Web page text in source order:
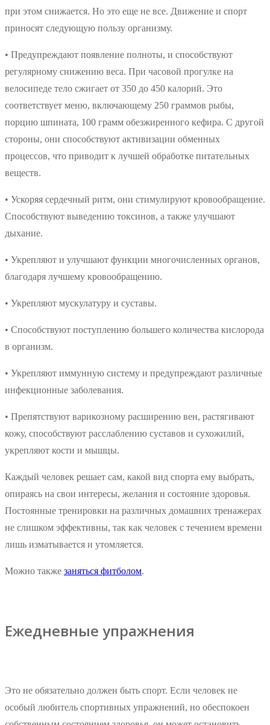
при этом снижается. Но это еще не все. Движение и спорт
приносят следующую пользу организму.
• Предупреждают появление полноты, и способствуют
регулярному снижению веса. При часовой прогулке на
велосипеде тело сжигает от 350 до 450 калорий. Это
соответствует меню, включающему 250 граммов рыбы,
порцию шпината, 100 грамм обезжиренного кефира. С другой
стороны, они способствуют активизации обменных
процессов, что приводит к лучшей обработке питательных
веществ.
• Ускоряя сердечный ритм, они стимулируют кровообращение.
Способствуют выведению токсинов, а также улучшают
дыхание.
• Укрепляют и улучшают функции многочисленных органов,
благодаря лучшему кровообращению.
• Укрепляют мускулатуру и суставы.
• Способствуют поступлению большего количества кислорода
в организм.
• Укрепляют иммунную систему и предупреждают различные
инфекционные заболевания.
• Препятствуют варикозному расширению вен, растягивают
кожу, способствуют расслаблению суставов и сухожилий,
укрепляют кости и мышцы.
Каждый человек решает сам, какой вид спорта ему выбрать,
опираясь на свои интересы, желания и состояние здоровья.
Постоянные тренировки на различных домашних тренажерах
не слишком эффективны, так как человек с течением времени
лишь изматывается и утомляется.
Можно также заняться фитболом.
Ежедневные упражнения
Это не обязательно должен быть спорт. Если человек не
особый любитель спортивных упражнений, но обеспокоен